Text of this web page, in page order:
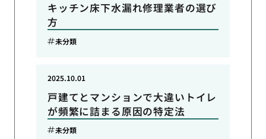
キッチン床下水漏れ修理業者の選び
方
未分類
戸建てとマンションで大違いトイレ
が頻繁に詰まる原因の特定法
2025.10.01
未分類